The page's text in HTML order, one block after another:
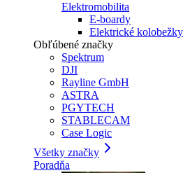
Elektromobilita
E-boardy
Elektrické kolobežky
Obľúbené značky
Spektrum
DJI
Rayline GmbH
ASTRA
PGYTECH
STABLECAM
Case Logic
Všetky značky
Poradňa